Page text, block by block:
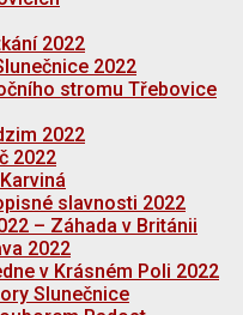
2022
2022
stromu Třebovice
2022
2022
slavnosti 2022
– Záhada v Británii
2022
v Krásném Poli 2022
Slunečnice